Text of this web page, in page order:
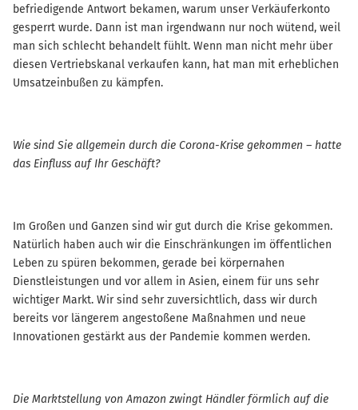
befriedigende Antwort bekamen, warum unser Verkäuferkonto
gesperrt wurde. Dann ist man irgendwann nur noch wütend, weil
man sich schlecht behandelt fühlt. Wenn man nicht mehr über
diesen Vertriebskanal verkaufen kann, hat man mit erheblichen
Umsatzeinbußen zu kämpfen.
Wie sind Sie allgemein durch die Corona-Krise gekommen – hatte
das Einfluss auf Ihr Geschäft?
Im Großen und Ganzen sind wir gut durch die Krise gekommen.
Natürlich haben auch wir die Einschränkungen im öffentlichen
Leben zu spüren bekommen, gerade bei körpernahen
Dienstleistungen und vor allem in Asien, einem für uns sehr
wichtiger Markt. Wir sind sehr zuversichtlich, dass wir durch
bereits vor längerem angestoßene Maßnahmen und neue
Innovationen gestärkt aus der Pandemie kommen werden.
Die Marktstellung von Amazon zwingt Händler förmlich auf die